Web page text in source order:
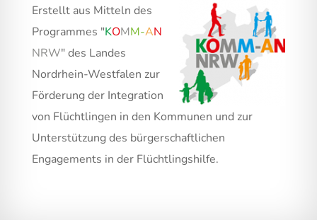
Erstellt aus Mitteln des
Programmes "KOMM-AN
NRW" des Landes
Nordrhein-Westfalen zur
Förderung der Integration
von Flüchtlingen in den Kommunen und zur
Unterstützung des bürgerschaftlichen
Engagements in der Flüchtlingshilfe.